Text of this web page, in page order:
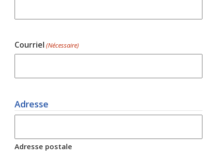
Courriel (Nécessaire)
Adresse
Adresse postale